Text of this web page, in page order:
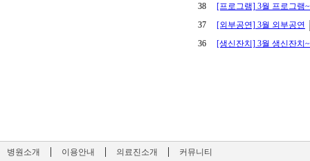
38
[프로그램] 3월 프로그램~
37
[외부공연] 3월 외부공연
36
[생신잔치] 3월 생신잔치
병원소개 | 이용안내 | 의료진소개 | 커뮤니티